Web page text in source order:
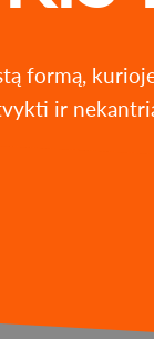
formą,
ir